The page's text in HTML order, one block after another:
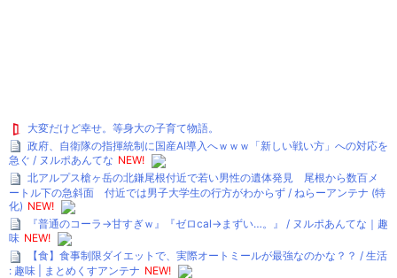
大変だけど幸せ。等身大の子育て物語。
政府、自衛隊の指揮統制に国産AI導入へｗｗｗ「新しい戦い方」への対応を
急ぐ / ヌルポあんてな NEW!
北アルプス槍ヶ岳の北鎌尾根付近で若い男性の遺体発見 尾根から数百メ
ートル下の急斜面 付近では男子大学生の行方がわからず / ねらーアンテナ (特
化) NEW!
『普通のコーラ→甘すぎｗ』『ゼロcal→まずい…。』 / ヌルポあんてな｜趣
味 NEW!
【食】食事制限ダイエットで、実際オートミールが最強なのかな？？ / 生活
: 趣味 | まとめくすアンテナ NEW!